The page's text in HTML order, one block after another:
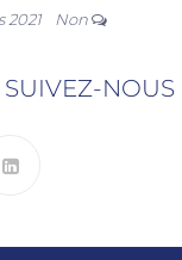
2021 Non
SUIVEZ-NOUS